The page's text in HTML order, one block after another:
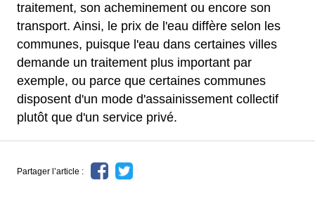
traitement, son acheminement ou encore son
transport. Ainsi, le prix de l'eau diffère selon les
communes, puisque l'eau dans certaines villes
demande un traitement plus important par
exemple, ou parce que certaines communes
disposent d'un mode d'assainissement collectif
plutôt que d'un service privé.
Partager l’article :